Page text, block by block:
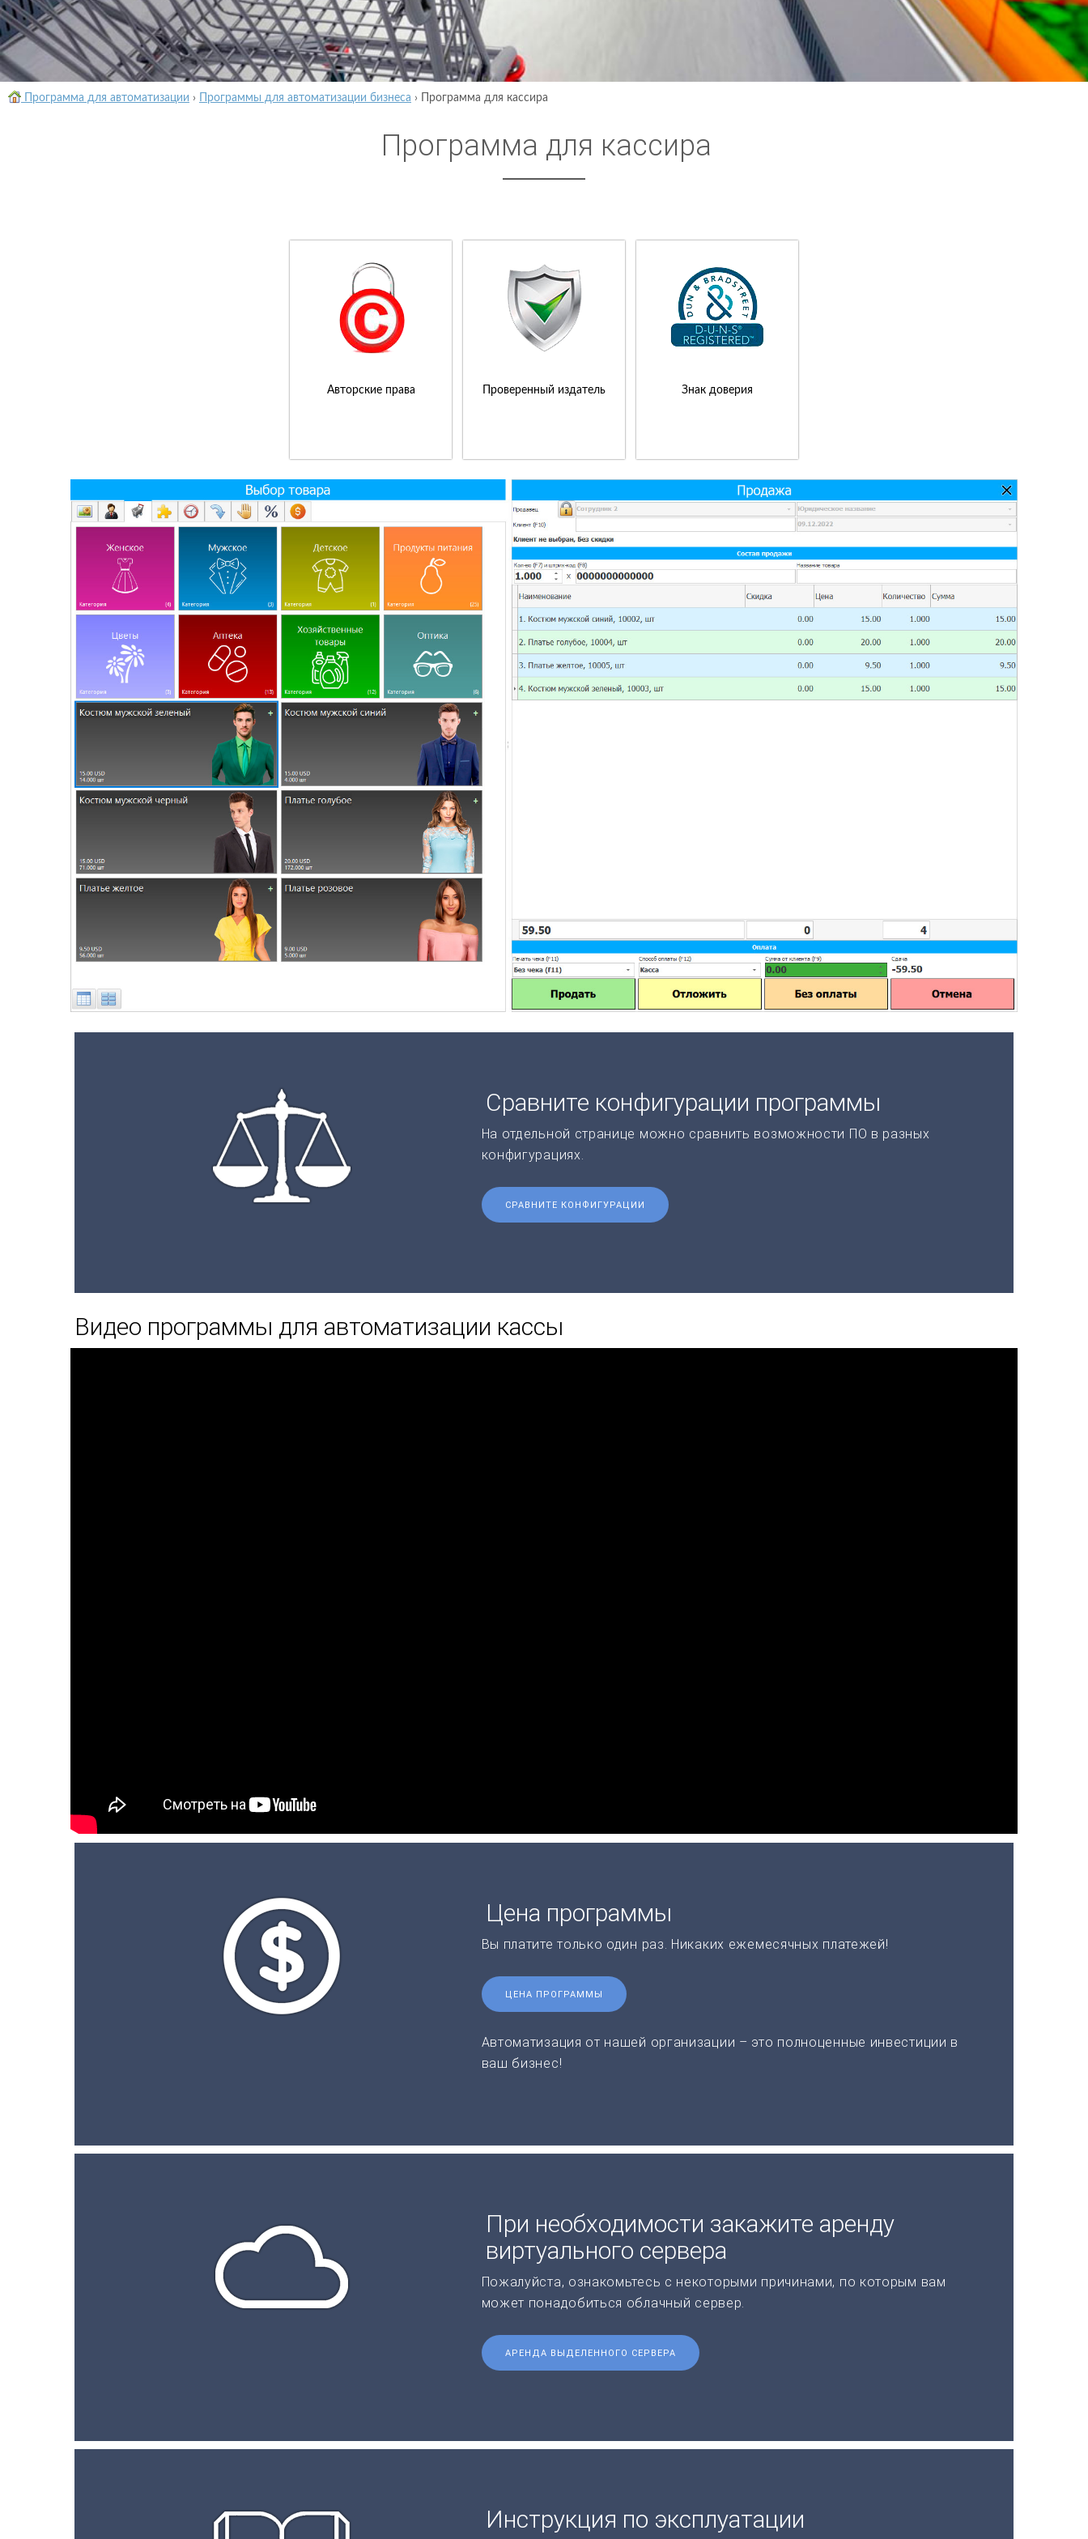
Программа для автоматизации › Программы для автоматизации бизнеса › Программа для кассира
Программа для кассира
Авторские права Проверенный издатель Знак доверия
Сравните конфигурации программы
На отдельной странице можно сравнить возможности ПО в разных
конфигурациях.
СРАВНИТЕ КОНФИГУРАЦИИ
Видео программы для автоматизации кассы
Цена программы
Вы платите только один раз. Никаких ежемесячных платежей!
ЦЕНА ПРОГРАММЫ
Автоматизация от нашей организации – это полноценные инвестиции в
ваш бизнес!
При необходимости закажите аренду
виртуального сервера
Пожалуйста, ознакомьтесь с некоторыми причинами, по которым вам
может понадобиться облачный сервер.
АРЕНДА ВЫДЕЛЕННОГО СЕРВЕРА
Инструкция по эксплуатации